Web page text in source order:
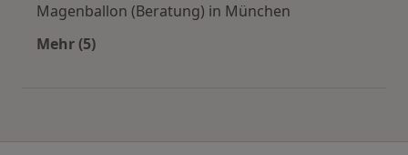
Magenballon (Beratung) in München
Mehr (5)